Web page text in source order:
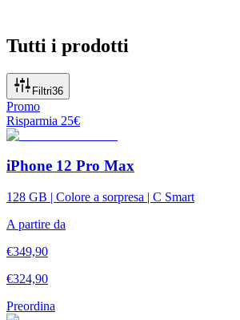
Tutti i prodotti
Filtri36
Promo
Risparmia 25€
iPhone 12 Pro Max
128 GB | Colore a sorpresa | C Smart
A partire da
€349,90
€324,90
Preordina